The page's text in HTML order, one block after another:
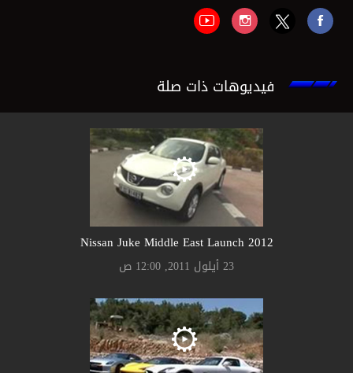
فيديوهات ذات صلة
2012 Nissan Juke Middle East Launch
23 أيلول 2011, 12:00 ص